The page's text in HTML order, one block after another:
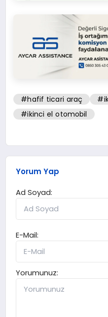
#hafif ticari araç
#ikinci el otomobil
Yorum Yap
Ad Soyad:
E-Mail:
Yorumunuz: